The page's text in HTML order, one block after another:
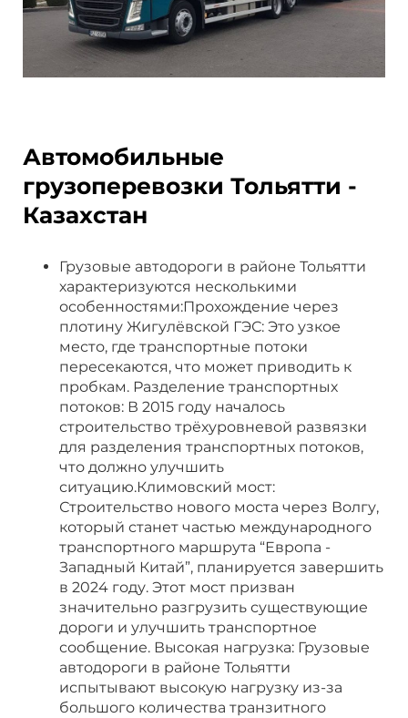
Автомобильные
грузоперевозки Тольятти -
Казахстан
Грузовые автодороги в районе Тольятти
характеризуются несколькими
особенностями:Прохождение через
плотину Жигулёвской ГЭС: Это узкое
место, где транспортные потоки
пересекаются, что может приводить к
пробкам. Разделение транспортных
потоков: В 2015 году началось
строительство трёхуровневой развязки
для разделения транспортных потоков,
что должно улучшить
ситуацию.Климовский мост:
Строительство нового моста через Волгу,
который станет частью международного
транспортного маршрута “Европа -
Западный Китай”, планируется завершить
в 2024 году. Этот мост призван
значительно разгрузить существующие
дороги и улучшить транспортное
сообщение. Высокая нагрузка: Грузовые
автодороги в районе Тольятти
испытывают высокую нагрузку из-за
большого количества транзитного